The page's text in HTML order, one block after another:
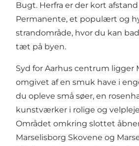
Bugt. Herfra er der kort afstand
Permanente, et populært og
strandområde, hvor du kan
tæt på byen.
Syd for Aarhus centrum ligger
omgivet af en smuk have i
du opleve små søer, en
kunstværker i rolige og
Området omkring slottet
Marselisborg Skovene og